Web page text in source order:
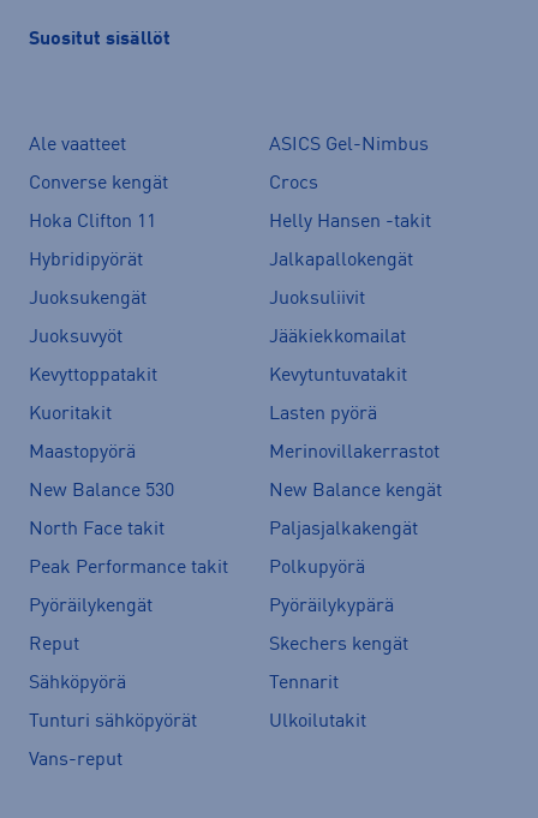
Suositut sisällöt
Ale vaatteet
ASICS Gel-Nimbus
Converse kengät
Crocs
Hoka Clifton 11
Helly Hansen -takit
Hybridipyörät
Jalkapallokengät
Juoksukengät
Juoksuliivit
Juoksuvyöt
Jääkiekkomailat
Kevyttoppatakit
Kevytuntuvatakit
Kuoritakit
Lasten pyörä
Maastopyörä
Merinovillakerrastot
New Balance 530
New Balance kengät
North Face takit
Paljasjalkakengät
Peak Performance takit
Polkupyörä
Pyöräilykengät
Pyöräilykypärä
Reput
Skechers kengät
Sähköpyörä
Tennarit
Tunturi sähköpyörät
Ulkoilutakit
Vans-reput